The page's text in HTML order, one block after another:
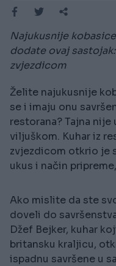
Najukusnije
dodate ovaj
zvjezdicom
Želite najukusnije
se i imaju onu
restorana? Tajna
viljuškom. Kuhar iz
zvjezdicom otkrio je
ukus i način
Ako mislite da ste
doveli do
Džef Bejker, kuhar
britansku kraljicu,
ispadnu savršene u